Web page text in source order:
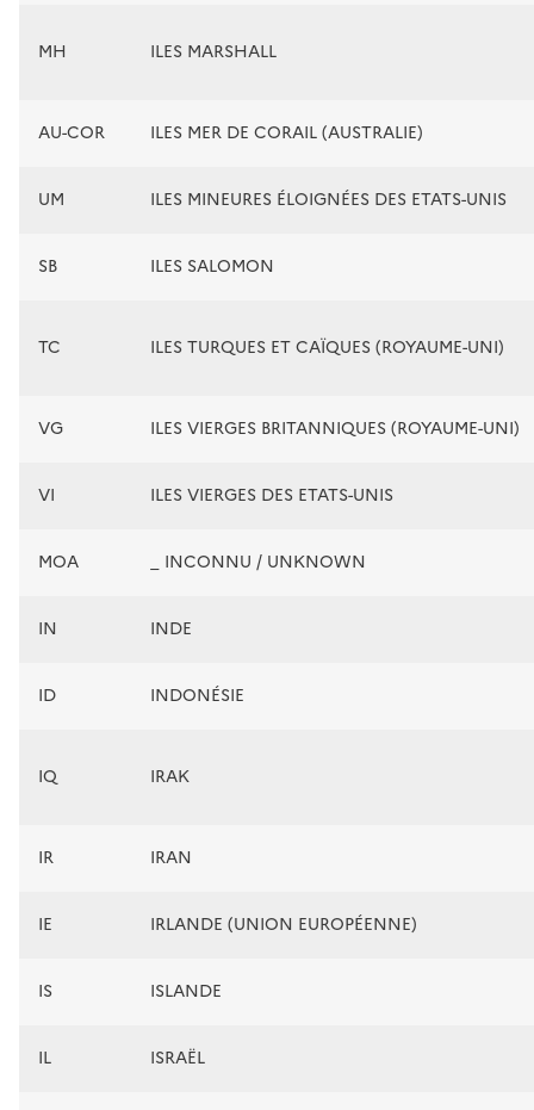
MH ILES MARSHALL
AU-COR ILES MER DE CORAIL (AUSTRALIE)
UM ILES MINEURES ÉLOIGNÉES DES ETATS-UNIS
SB ILES SALOMON
TC ILES TURQUES ET CAÏQUES (ROYAUME-UNI)
VG ILES VIERGES BRITANNIQUES (ROYAUME-UNI)
VI ILES VIERGES DES ETATS-UNIS
MOA _ INCONNU / UNKNOWN
IN INDE
ID INDONÉSIE
IQ IRAK
IR IRAN
IE IRLANDE (UNION EUROPÉENNE)
IS ISLANDE
IL ISRAËL